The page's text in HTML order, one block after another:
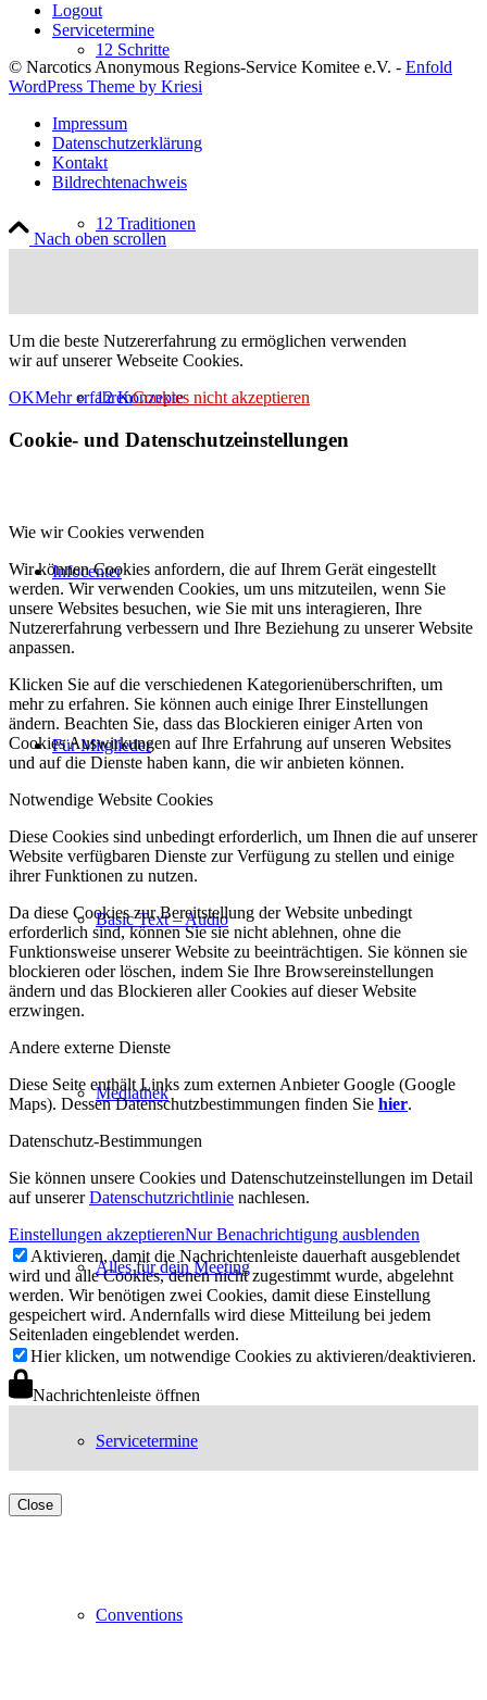
12 Schritte
12 Traditionen
12 Konzepte
Infocenter
Für Mitglieder
Basic Text – Audio
Mediathek
Alles für dein Meeting
Servicetermine
Conventions
Logout
Servicetermine
© Narcotics Anonymous Regions-Service Komitee e.V. - Enfold
WordPress Theme by Kriesi
Impressum
Datenschutzerklärung
Kontakt
Bildrechtenachweis
Nach oben scrollen
Um die beste Nutzererfahrung zu ermöglichen verwenden
wir auf unserer Webseite Cookies.
OKMehr erfahrenCookies nicht akzeptieren
Cookie- und Datenschutzeinstellungen
Wie wir Cookies verwenden
Wir können Cookies anfordern, die auf Ihrem Gerät eingestellt
werden. Wir verwenden Cookies, um uns mitzuteilen, wenn Sie
unsere Websites besuchen, wie Sie mit uns interagieren, Ihre
Nutzererfahrung verbessern und Ihre Beziehung zu unserer Website
anpassen.
Klicken Sie auf die verschiedenen Kategorienüberschriften, um
mehr zu erfahren. Sie können auch einige Ihrer Einstellungen
ändern. Beachten Sie, dass das Blockieren einiger Arten von
Cookies Auswirkungen auf Ihre Erfahrung auf unseren Websites
und auf die Dienste haben kann, die wir anbieten können.
Notwendige Website Cookies
Diese Cookies sind unbedingt erforderlich, um Ihnen die auf unserer
Website verfügbaren Dienste zur Verfügung zu stellen und einige
ihrer Funktionen zu nutzen.
Da diese Cookies zur Bereitstellung der Website unbedingt
erforderlich sind, können Sie sie nicht ablehnen, ohne die
Funktionsweise unserer Website zu beeinträchtigen. Sie können sie
blockieren oder löschen, indem Sie Ihre Browsereinstellungen
ändern und das Blockieren aller Cookies auf dieser Website
erzwingen.
Andere externe Dienste
Diese Seite enthält Links zum externen Anbieter Google (Google
Maps). Dessen Datenschutzbestimmungen finden Sie hier.
Datenschutz-Bestimmungen
Sie können unsere Cookies und Datenschutzeinstellungen im Detail
auf unsererDatenschutzrichtlinie nachlesen.
Einstellungen akzeptierenNur Benachrichtigung ausblenden
Aktivieren, damit die Nachrichtenleiste dauerhaft ausgeblendet
wird und alle Cookies, denen nicht zugestimmt wurde, abgelehnt
werden. Wir benötigen zwei Cookies, damit diese Einstellung
gespeichert wird. Andernfalls wird diese Mitteilung bei jedem
Seitenladen eingeblendet werden.
Hier klicken, um notwendige Cookies zu aktivieren/deaktivieren.
Nachrichtenleiste öffnen
Close